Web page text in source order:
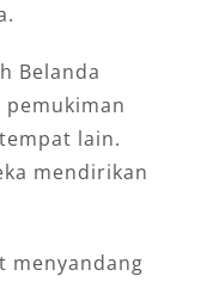
Belanda
lain.
mendirikan
menyandang